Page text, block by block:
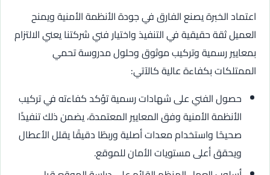
اعتماد الخبرة يصنع الفارق في جودة الأنظمة الأمنية ويمنح
العميل ثقة حقيقية في التنفيذ واختيار فني شركتنا يعني الالتزام
بمعايير رسمية وتركيب موثوق وحلول مدروسة تحمي
الممتلكات بكفاءة عالية كالآتي:
حصول الفني على شهادات رسمية تؤكد كفاءته في تركيب
الأنظمة الأمنية وفق المعايير المعتمدة، يضمن ذلك تنفيذًا
صحيحًا واستخدام معدات أصلية وربطًا دقيقًا يقلل الأعطال
ويحقق أعلى مستويات الأمان للموقع.